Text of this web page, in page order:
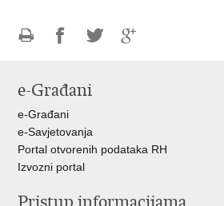
FacebookuTwitteru
e-Građani
e-Građani
e-Savjetovanja
Portal otvorenih podataka RH
Izvozni portal
Pristup informacijama